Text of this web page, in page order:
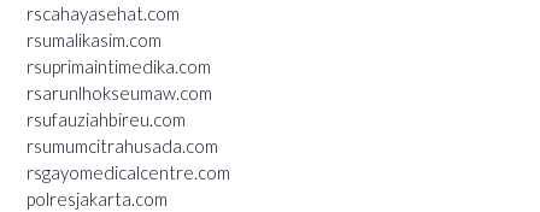
rscahayasehat.com
rsumalikasim.com
rsuprimaintimedika.com
rsarunlhokseumaw.com
rsufauziahbireu.com
rsumumcitrahusada.com
rsgayomedicalcentre.com
polresjakarta.com